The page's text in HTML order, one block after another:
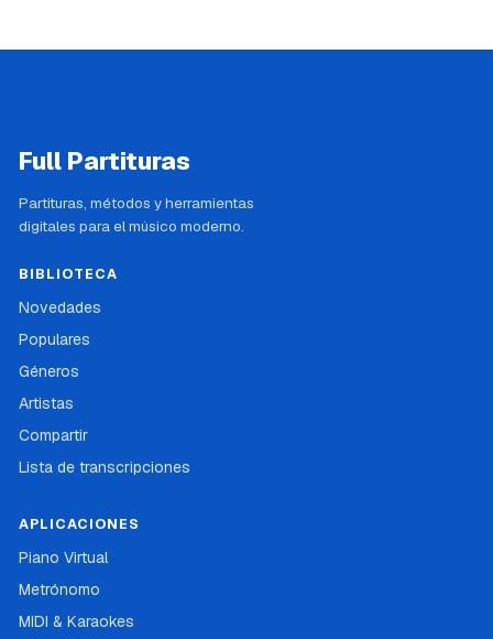
Full Partituras
Partituras, métodos y herramientas
digitales para el músico moderno.
BIBLIOTECA
Novedades
Populares
Géneros
Artistas
Compartir
Lista de transcripciones
APLICACIONES
Piano Virtual
Metrónomo
MIDI & Karaokes